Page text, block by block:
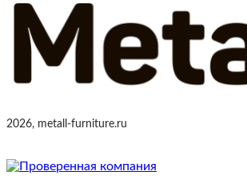
2026, metall-furniture.ru